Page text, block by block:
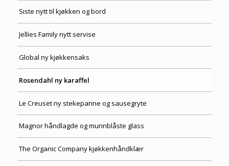
Siste nytt til kjøkken og bord
Jellies Family nytt servise
Global ny kjøkkensaks
Rosendahl ny karaffel
Le Creuset ny stekepanne og sausegryte
Magnor håndlagde og munnblåste glass
The Organic Company kjøkkenhåndklær